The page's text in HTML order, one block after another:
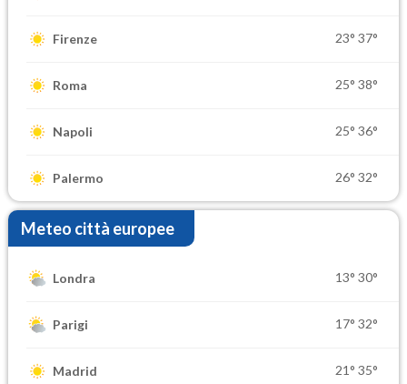
Firenze 23° 37°
Roma 25° 38°
Napoli 25° 36°
Palermo 26° 32°
Meteo città europee
Londra 13° 30°
Parigi 17° 32°
Madrid 21° 35°